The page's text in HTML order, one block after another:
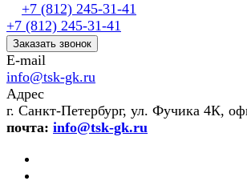
+7 (812) 245-31-41
+7 (812) 245-31-41
Заказать звонок
E-mail
info@tsk-gk.ru
Адрес
г. Санкт-Петербург, ул. Фучика 4К,
почта: info@tsk-gk.ru